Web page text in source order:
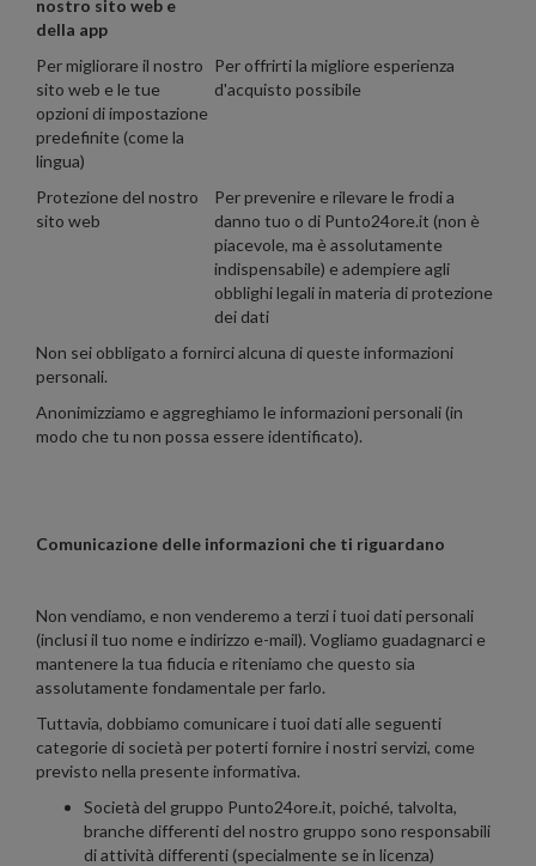
nostro sito web e
della app
Per migliorare il nostro
sito web e le tue
opzioni di impostazione
predefinite (come la
lingua)
Per offrirti la migliore esperienza
d'acquisto possibile
Protezione del nostro
sito web
Per prevenire e rilevare le frodi a
danno tuo o di Punto24ore.it (non è
piacevole, ma è assolutamente
indispensabile) e adempiere agli
obblighi legali in materia di protezione
dei dati
Non sei obbligato a fornirci alcuna di queste informazioni
personali.
Anonimizziamo e aggreghiamo le informazioni personali (in
modo che tu non possa essere identificato).
Comunicazione delle informazioni che ti riguardano
Non vendiamo, e non venderemo a terzi i tuoi dati personali
(inclusi il tuo nome e indirizzo e-mail). Vogliamo guadagnarci e
mantenere la tua fiducia e riteniamo che questo sia
assolutamente fondamentale per farlo.
Tuttavia, dobbiamo comunicare i tuoi dati alle seguenti
categorie di società per poterti fornire i nostri servizi, come
previsto nella presente informativa.
Società del gruppo Punto24ore.it, poiché, talvolta,
branche differenti del nostro gruppo sono responsabili
di attività differenti (specialmente se in licenza)